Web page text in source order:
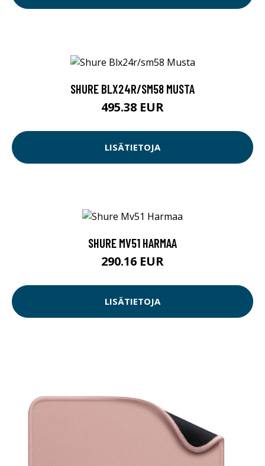
SHURE BLX24R/SM58 MUSTA
495.38 EUR
LISÄTIETOJA
SHURE MV51 HARMAA
290.16 EUR
LISÄTIETOJA